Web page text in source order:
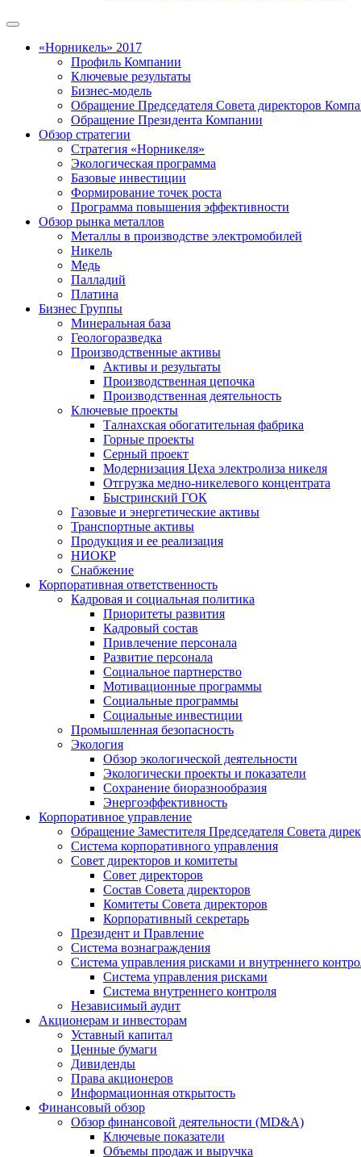
«Норникель» 2017
Профиль Компании
Ключевые результаты
Бизнес-модель
Обращение Председателя Совета директоров
Обращение Президента Компании
Обзор стратегии
Стратегия «Норникеля»
Экологическая программа
Базовые инвестиции
Формирование точек роста
Программа повышения эффективности
Обзор рынка металлов
Металлы в производстве электромобилей
Никель
Медь
Палладий
Платина
Бизнес Группы
Минеральная база
Геологоразведка
Производственные активы
Активы и результаты
Производственная цепочка
Производственная деятельность
Ключевые проекты
Талнахская обогатительная фабрика
Горные проекты
Серный проект
Модернизация Цеха электролиза никеля
Отгрузка медно-никелевого концентрата
Быстринский ГОК
Газовые и энергетические активы
Транспортные активы
Продукция и ее реализация
НИОКР
Снабжение
Корпоративная ответственность
Кадровая и социальная политика
Приоритеты развития
Кадровый состав
Привлечение персонала
Развитие персонала
Социальное партнерство
Мотивационные программы
Социальные программы
Социальные инвестиции
Промышленная безопасность
Экология
Обзор экологической деятельности
Экологически проекты и показатели
Сохранение биоразнообразия
Энергоэффективность
Корпоративное управление
Обращение Заместителя Председателя Совета
Система корпоративного управления
Совет директоров и комитеты
Совет директоров
Состав Совета директоров
Комитеты Совета директоров
Корпоративный секретарь
Президент и Правление
Система вознаграждения
Система управления рисками и внутреннего
Система управления рисками
Система внутреннего контроля
Независимый аудит
Акционерам и инвесторам
Уставный капитал
Ценные бумаги
Дивиденды
Права акционеров
Информационная открытость
Финансовый обзор
Обзор финансовой деятельности (MD&A)
Ключевые показатели
Объемы продаж и выручка